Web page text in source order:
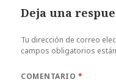
Deja una
Tu dirección de correo
campos obligatorios
COMENTARIO *